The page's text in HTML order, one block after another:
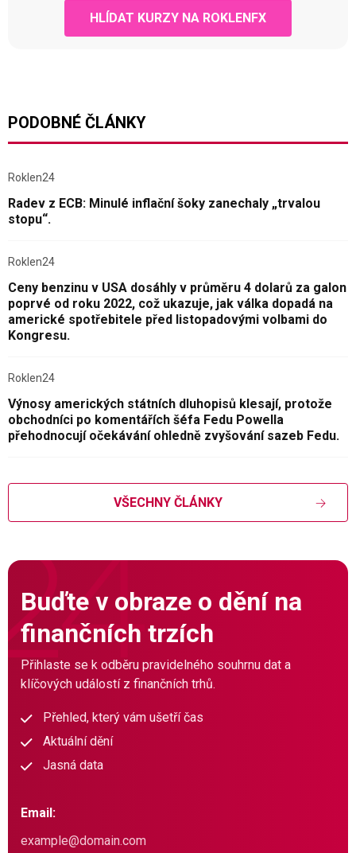
HLÍDAT KURZY NA ROKLENFX
PODOBNÉ ČLÁNKY
Roklen24
Radev z ECB: Minulé inflační šoky zanechaly „trvalou
stopu“.
Roklen24
Ceny benzinu v USA dosáhly v průměru 4 dolarů za galon
poprvé od roku 2022, což ukazuje, jak válka dopadá na
americké spotřebitele před listopadovými volbami do
Kongresu.
Roklen24
Výnosy amerických státních dluhopisů klesají, protože
obchodníci po komentářích šéfa Fedu Powella
přehodnocují očekávání ohledně zvyšování sazeb Fedu.
VŠECHNY ČLÁNKY
Buďte v obraze o dění na
finančních trzích
Přihlaste se k odběru pravidelného souhrnu dat a
klíčových událostí z finančních trhů.
Přehled, který vám ušetří čas
Aktuální dění
Jasná data
Email: